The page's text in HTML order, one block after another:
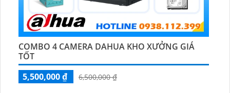
COMBO 4 CAMERA DAHUA KHO XƯỞNG GIÁ
TỐT
5,500,000 ₫
6,500,000 ₫